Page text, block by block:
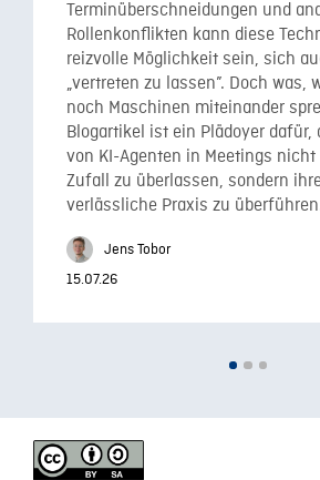
Terminüberschneidungen und
Rollenkonflikten kann diese
reizvolle Möglichkeit sein, sich
„vertreten zu lassen”. Doch was,
noch Maschinen miteinander
Blogartikel ist ein Plädoyer dafür,
von KI-Agenten in Meetings
Zufall zu überlassen, sondern
verlässliche Praxis zu
Jens Tobor
15.07.26